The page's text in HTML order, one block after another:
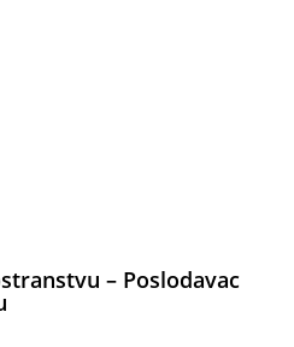
– Poslodavac